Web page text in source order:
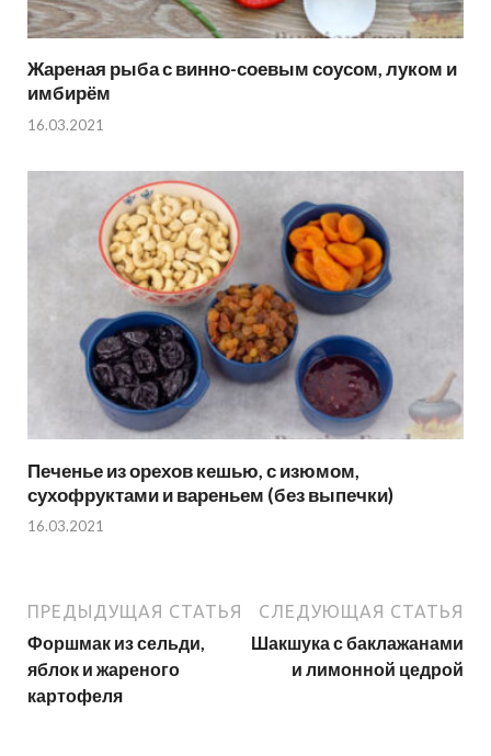
Жареная рыба с винно-соевым соусом, луком и
имбирём
16.03.2021
Печенье из орехов кешью, с изюмом,
сухофруктами и вареньем (без выпечки)
16.03.2021
ПРЕДЫДУЩАЯ СТАТЬЯ
Форшмак из сельди,
яблок и жареного
картофеля
СЛЕДУЮЩАЯ СТАТЬЯ
Шакшука с баклажанами
и лимонной цедрой